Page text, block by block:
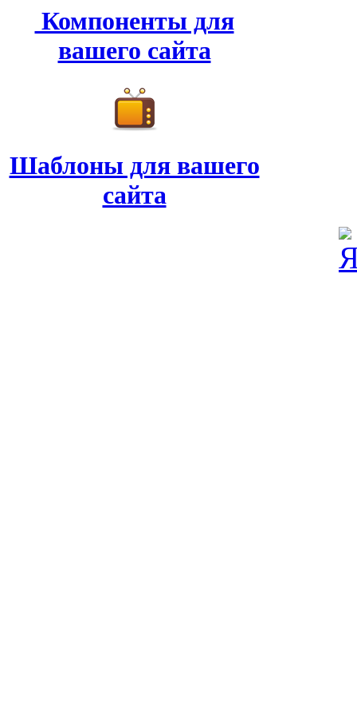
Компоненты для
вашего сайта
Шаблоны для вашего
сайта